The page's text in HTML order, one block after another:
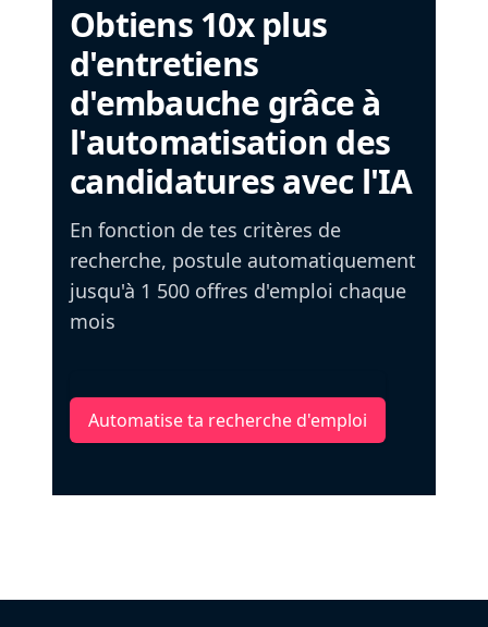
Obtiens 10x plus
d'entretiens
d'embauche grâce à
l'automatisation des
candidatures avec l'IA
En fonction de tes critères de
recherche, postule automatiquement
jusqu'à 1 500 offres d'emploi chaque
mois
Automatise ta recherche d'emploi